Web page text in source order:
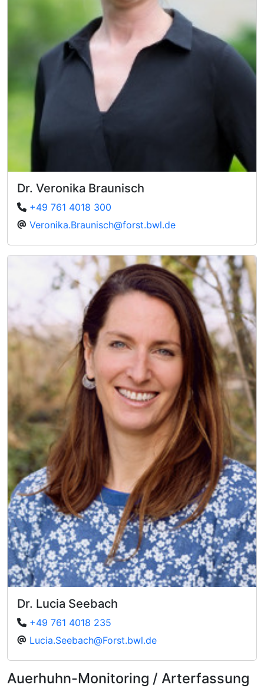
Dr. Veronika Braunisch
+49 761 4018 300
Veronika.Braunisch@forst.bwl.de
Dr. Lucia Seebach
+49 761 4018 235
Lucia.Seebach@Forst.bwl.de
Auerhuhn-Monitoring / Arterfassung